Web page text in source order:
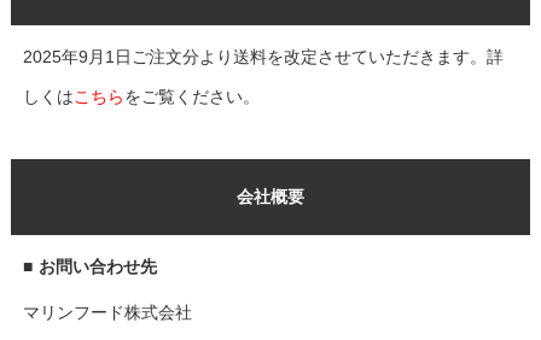
会社概要
■ お問い合わせ先
マリンフード株式会社
2025年9月1日ご注文分より送料を改定させていただきます。詳
しくはこちらをご覧ください。